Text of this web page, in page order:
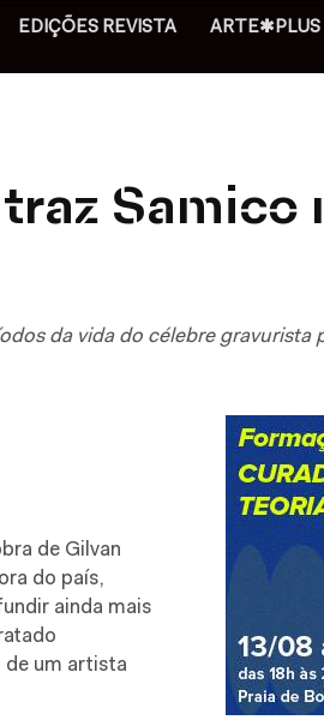
EDIÇÕES REVISTA ARTE✱PLUS
Samico
da vida do célebre gravurista
de Gilvan
do país,
ainda mais
de um artista